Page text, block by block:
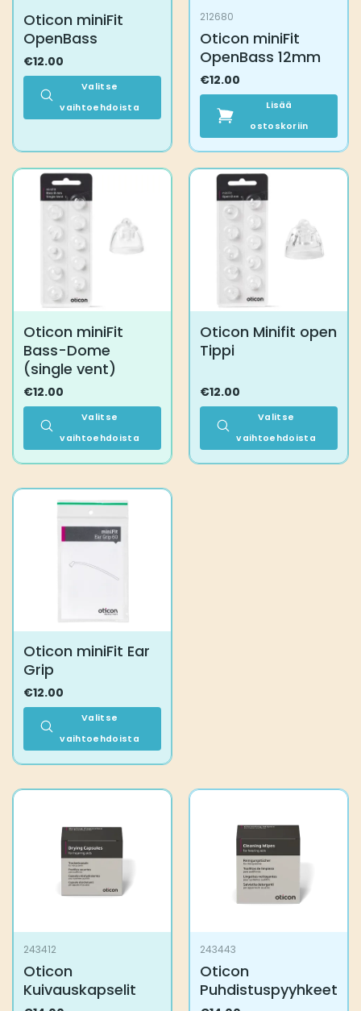
Oticon miniFit
OpenBass
€12.00
Valitse
vaihtoehdoista
useampi
muunnelma.
tehdä
valinnat
tuotteen
sivulla.
212680
Oticon miniFit
OpenBass 12mm
€12.00
Lisää
ostoskoriin
Oticon miniFit
Bass-Dome
(single vent)
€12.00
Valitse
vaihtoehdoista
on
useampi
muunnelma.
Oticon Minifit open
Tippi
€12.00
Valitse
vaihtoehdoista
Oticon miniFit Ear
Grip
€12.00
Valitse
vaihtoehdoista
on
muunnelma.
tuotteen
243412
Oticon
Kuivauskapselit
243443
Oticon
Puhdistuspyyhkeet